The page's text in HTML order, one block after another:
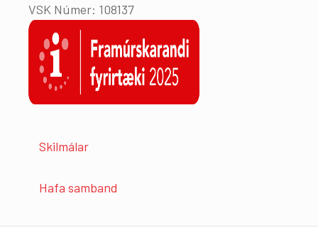
VSK Númer: 108137
Skilmálar
Hafa samband